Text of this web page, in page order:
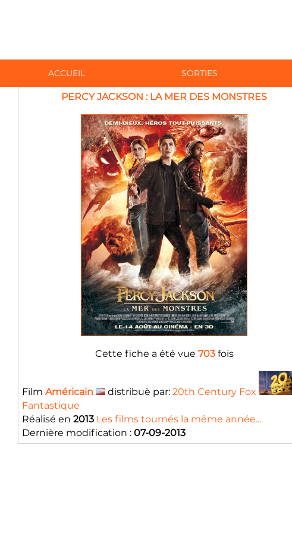
ACCUEIL SORTIES
PERCY JACKSON : LA MER DES MONSTRES
Cette fiche a été vue 703fois
Film Américain distribuè par: 20th Century Fox
Fantastique
Réalisé en 2013 Les films tournés la même année...
Dernière modification : 07-09-2013